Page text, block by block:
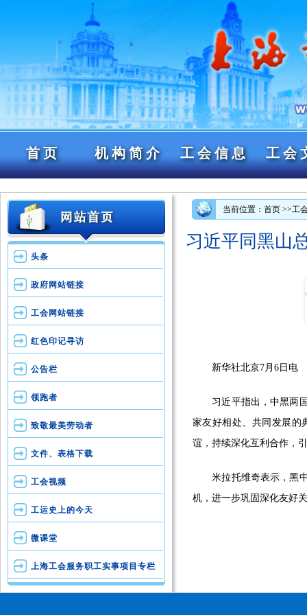
首页 机构简介 工会信息 工会
头条
政府网站链接
工会网站链接
红色印记寻访
公告栏
领跑者
致敬最美劳动者
文件、表格下载
工会视频
工运史上的今天
微课堂
上海工会服务职工实事项目专栏
当前位置：首页 >>工
习近平同黑山
新华社北京7月6日电 7
习近平指出，中黑两国
家友好相处、共同发展的
谊，持续深化互利合作，
米拉托维奇表示，黑中
机，进一步巩固深化友好